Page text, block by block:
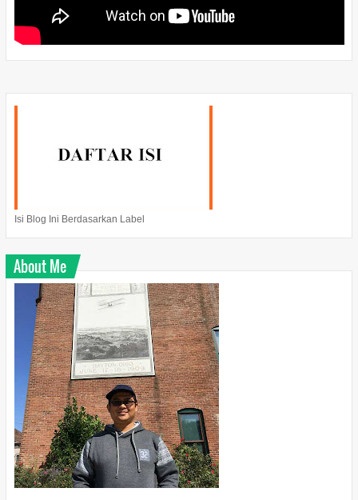
Isi Blog Ini Berdasarkan Label
About Me